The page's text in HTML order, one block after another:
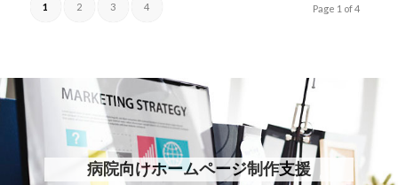
Page 1 of 4
1 2 3 4
病院向けホームページ制作支援